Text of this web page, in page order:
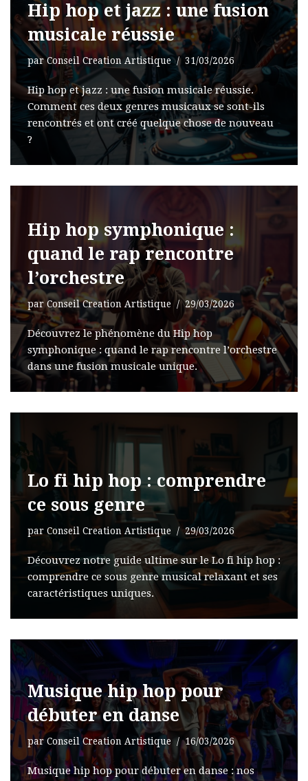
Hip hop et jazz : une fusion
musicale réussie
parConseil Creation Artistique 31/03/2026
Hip hop et jazz : une fusion musicale réussie.
Comment ces deux genres musicaux se sont-ils
rencontrés et ont créé quelque chose de nouveau
?
Hip hop symphonique :
quand le rap rencontre
l’orchestre
par Conseil Creation Artistique 29/03/2026
Découvrez le phénomène du Hip hop
symphonique : quand le rap rencontre l’orchestre
dans une fusion musicale unique.
Lo fi hip hop : comprendre
ce sous genre
par Conseil Creation Artistique 29/03/2026
Découvrez notre guide ultime sur le Lo fi hip hop :
comprendre ce sous genre musical relaxant et ses
caractéristiques uniques.
Musique hip hop pour
débuter en danse
par Conseil Creation Artistique 16/03/2026
Musique hip hop pour débuter en danse : nos